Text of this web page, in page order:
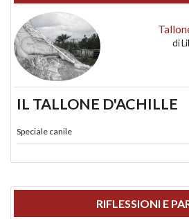
di
IL TALLONE D'ACHILLE
Speciale canile
RIFLESSIONI E